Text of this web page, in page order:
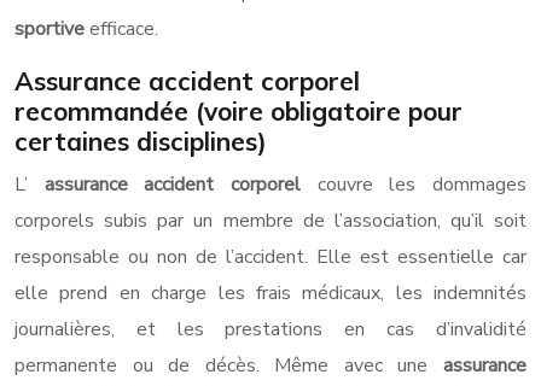
sportiveefficace.
Assurance accident corporel
recommandée (voire obligatoire pour
certaines disciplines)
L’ assurance accident corporel couvre les dommages
corporels subis par un membre de l’association, qu’il soit
responsable ou non de l’accident. Elle est essentielle car
elle prend en charge les frais médicaux, les indemnités
journalières, et les prestations en cas d’invalidité
permanente ou de décès. Même avec une assurance